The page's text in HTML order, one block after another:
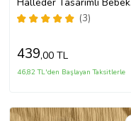
Halleder Tasarımlı Bebek
Body Zıbın - Model 1
(3)
439,00 TL
46,82 TL'den Başlayan Taksitlerle